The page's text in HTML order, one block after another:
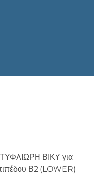
ΤΥΦΛΙΩΡΗ ΒΙΚΥ για
Β2 (LOWER)